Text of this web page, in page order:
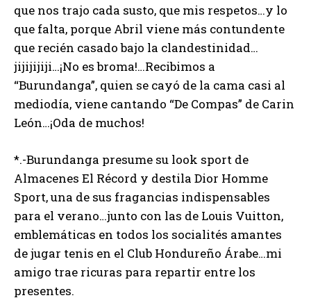
que nos trajo cada susto, que mis respetos…y lo
que falta, porque Abril viene más contundente
que recién casado bajo la clandestinidad…
jijijijiji…¡No es broma!…Recibimos a
“Burundanga”, quien se cayó de la cama casi al
mediodía, viene cantando “De Compas” de Carin
León…¡Oda de muchos!
*.-Burundanga presume su look sport de
Almacenes El Récord y destila Dior Homme
Sport, una de sus fragancias indispensables
para el verano…junto con las de Louis Vuitton,
emblemáticas en todos los socialités amantes
de jugar tenis en el Club Hondureño Árabe…mi
amigo trae ricuras para repartir entre los
presentes.